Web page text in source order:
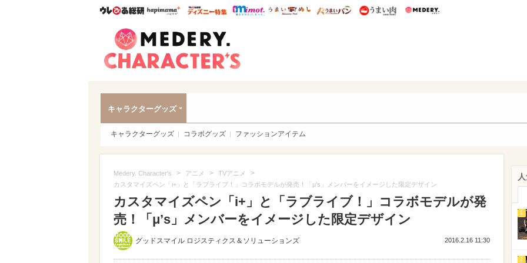
ウレぴあ総研ハピママ* ウレぴあ総研 ディズニー特集
mimot. うまいめし うまいパン うまい肉
キャラクターグッズ
キャラクターグッズ コラボグッズ ファッションアイテム
Medery. Character's > アニメ > TVアニメ >
カスタマイズペン「i+」と「ラブライブ！」コラボモデルが発売！「μ’s」メンバーをイメージした限定デザイン
カスタマイズペン「i+」と「ラブライブ！」コラボモデルが発
売！「μ’s」メンバーをイメージした限定デザイン
グッドスマイル ロジスティクス＆ソリューションズ 2016.2.16 11:30
1
2